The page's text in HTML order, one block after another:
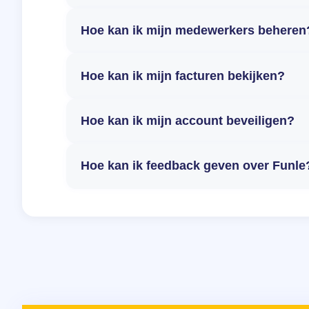
Hoe kan ik mijn medewerkers
Hoe kan ik mijn facturen bekijken?
Hoe kan ik mijn account beveiligen?
Hoe kan ik feedback geven over